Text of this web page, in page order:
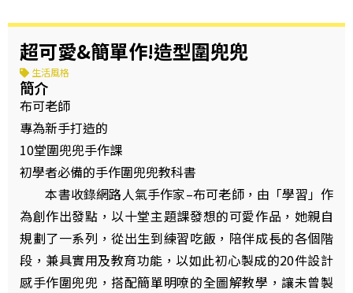
超可愛&簡單作!造型圍兜兜
生活風格
簡介
布可老師
專為新手打造的
10堂圍兜兜手作課
初學者必備的手作圍兜兜教科書
本書收錄網路人氣手作家–布可老師，由「學習」作
為創作出發點，以十堂主題課發想的可愛作品，她親自
規劃了一系列，從出生到練習吃飯，陪伴成長的各個階
段，兼具實用及教育功能，以如此初心製成的20件設計
感手作圍兜兜，搭配簡單明嘹的全圖解教學，讓未曾製